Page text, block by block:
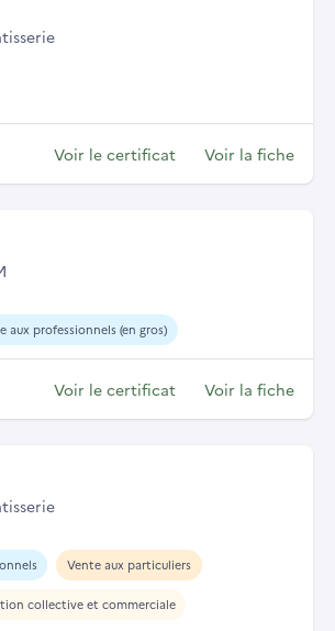
Voir le certificat Voir la fiche
aux professionnels (en gros)
Voir le certificat Voir la fiche
Vente aux particuliers
collective et commerciale